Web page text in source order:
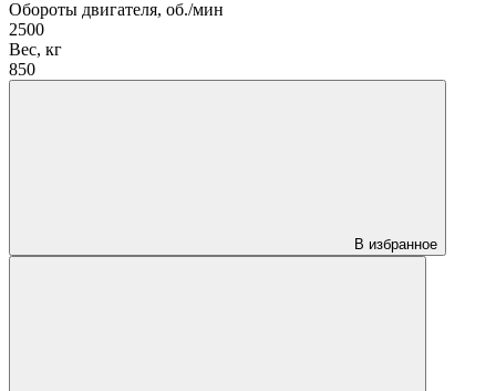
Обороты двигателя, об./мин
2500
Вес, кг
850
В избранное